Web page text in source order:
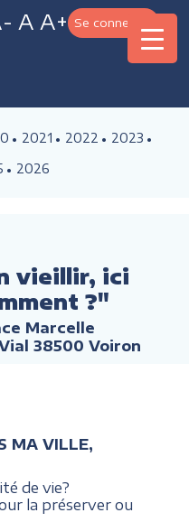
A A+ Se connecter
2021 2022
2023
2026
vieillir, ici
?"
Marcelle
38500 Voiron
MA VILLE,
de vie?
la préserver ou